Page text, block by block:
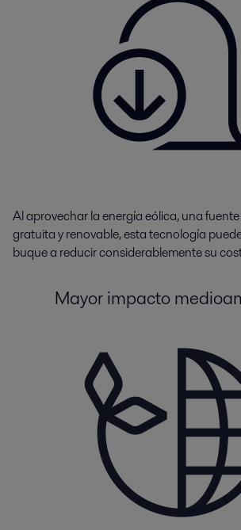
Al aprovechar la energía eólica, una
gratuita y renovable, esta tecnología
buque a reducir considerablemente su
Mayor impacto